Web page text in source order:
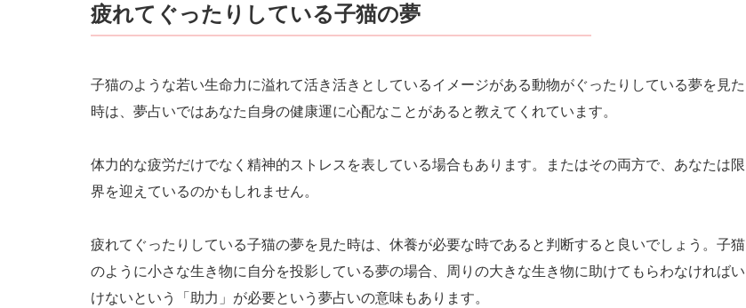
疲れてぐったりしている子猫の夢
子猫のような若い生命力に溢れて活き活きとしているイメージがある動物がぐったりしている夢を見た
時は、夢占いではあなた自身の健康運に心配なことがあると教えてくれています。
体力的な疲労だけでなく精神的ストレスを表している場合もあります。またはその両方で、あなたは限
界を迎えているのかもしれません。
疲れてぐったりしている子猫の夢を見た時は、休養が必要な時であると判断すると良いでしょう。子猫
のように小さな生き物に自分を投影している夢の場合、周りの大きな生き物に助けてもらわなければい
けないという「助力」が必要という夢占いの意味もあります。